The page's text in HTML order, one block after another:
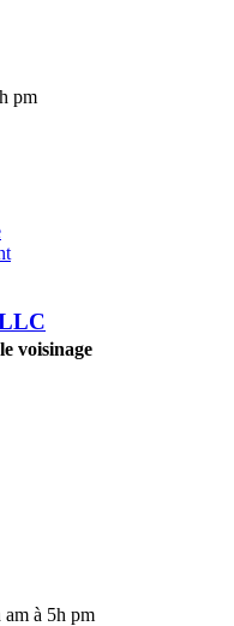
pm
voisinage
à 5h pm